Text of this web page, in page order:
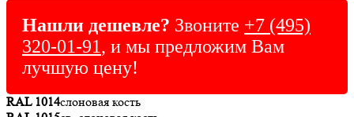
Нашли дешевле? Звоните +7 (495)
320-01-91, и мы предложим Вам
лучшую цену!
RAL 1014слоновая кость